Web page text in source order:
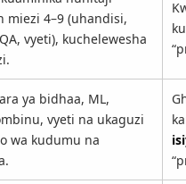
miezi 4–9 (uhandisi,
vyeti), kuchelewesha
ya bidhaa, ML,
vyeti na ukaguzi
wa kudumu na